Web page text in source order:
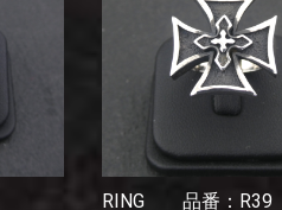
RING 品番：R39